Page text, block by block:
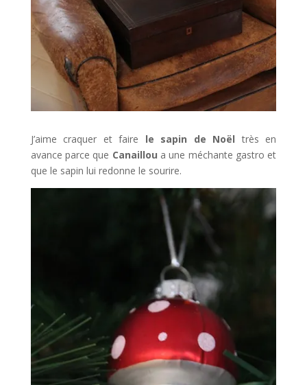
J’aime craquer et faire le sapin de Noël très en
avance parce que Canaillou a une méchante gastro et
que le sapin lui redonne le sourire.